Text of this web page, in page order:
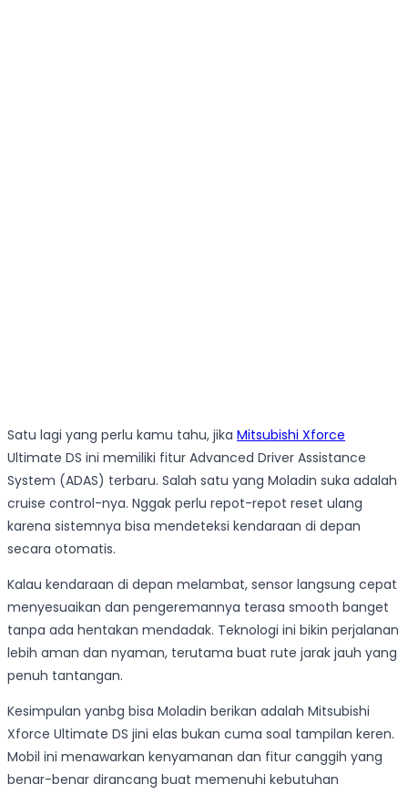
Satu lagi yang perlu kamu tahu, jika Mitsubishi Xforce
Ultimate DS ini memiliki fitur Advanced Driver Assistance
System (ADAS) terbaru. Salah satu yang Moladin suka adalah
cruise control-nya. Nggak perlu repot-repot reset ulang
karena sistemnya bisa mendeteksi kendaraan di depan
secara otomatis.
Kalau kendaraan di depan melambat, sensor langsung cepat
menyesuaikan dan pengeremannya terasa smooth banget
tanpa ada hentakan mendadak. Teknologi ini bikin perjalanan
lebih aman dan nyaman, terutama buat rute jarak jauh yang
penuh tantangan.
Kesimpulan yanbg bisa Moladin berikan adalah Mitsubishi
Xforce Ultimate DS jini elas bukan cuma soal tampilan keren.
Mobil ini menawarkan kenyamanan dan fitur canggih yang
benar-benar dirancang buat memenuhi kebutuhan